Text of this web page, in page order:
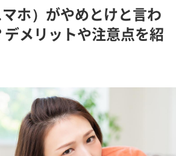
ホ）がやめとけと言わ
メリットや注意点を紹